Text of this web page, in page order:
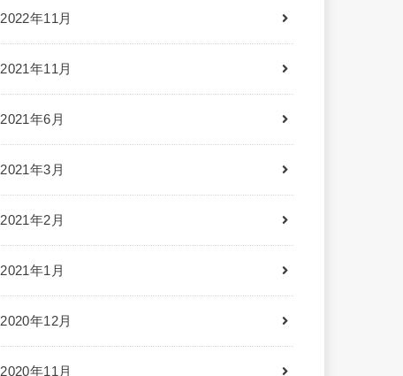
2022年11月
2021年11月
2021年6月
2021年3月
2021年2月
2021年1月
2020年12月
2020年11月